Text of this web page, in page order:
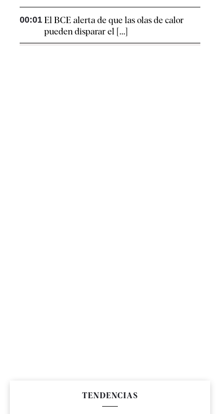
00:01 El BCE alerta de que las olas de calor
pueden disparar el [...]
TENDENCIAS